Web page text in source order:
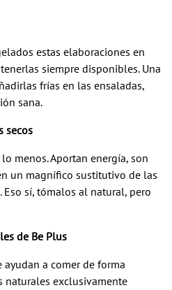
estas elaboraciones en
siempre disponibles. Una
frías en las ensaladas,
sana.
secos
menos. Aportan energía, son
un magnífico sustitutivo de las
sí, tómalos al natural, pero
de Be Plus
ayudan a comer de forma
naturales exclusivamente